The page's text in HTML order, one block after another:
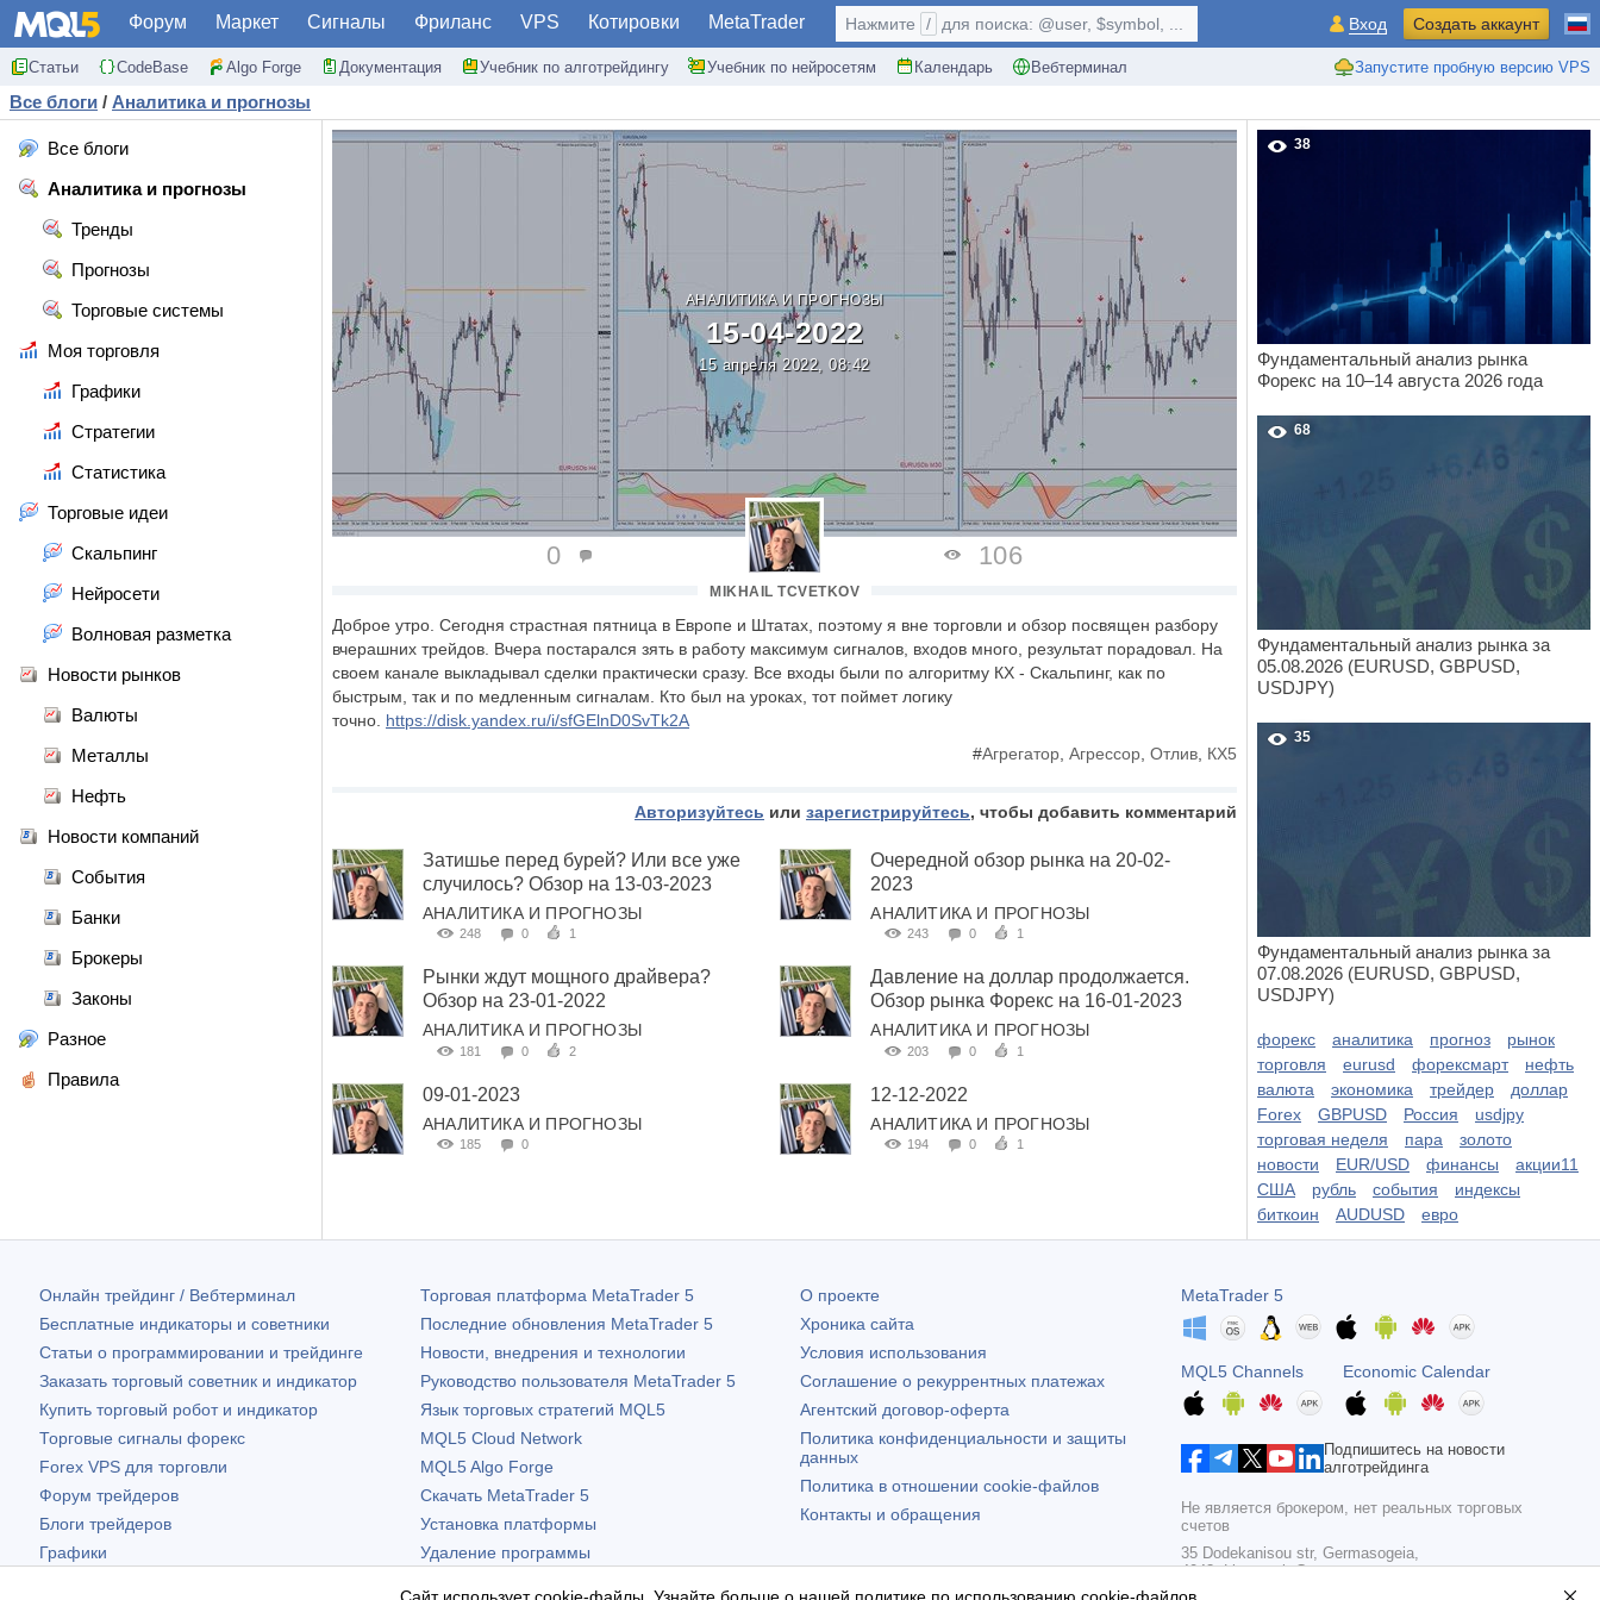
Форум Маркет Сигналы Фриланс VPS Котировки MetaTrader
Статьи CodeBase Algo Forge Документация Учебник по алготрейдингу Учебник по нейросетям Календарь Вебтерминал Запустите пробную версию VPS
Нажмите / для поиска: @user, $symbol, ... Вход Создать аккаунт
Все блоги / Аналитика и прогнозы
Все блоги
Аналитика и прогнозы
Тренды
Прогнозы
Торговые системы
Моя торговля
Графики
Стратегии
Статистика
Торговые идеи
Скальпинг
Нейросети
Волновая разметка
Новости рынков
Валюты
Металлы
Нефть
Новости компаний
События
Банки
Брокеры
Законы
Разное
Правила
АНАЛИТИКА И ПРОГНОЗЫ
15-04-2022
15 апреля 2022, 08:42
MIKHAIL TCVETKOV
0 106
Доброе утро. Сегодня страстная пятница в Европе и Штатах, поэтому я вне торговли и обзор посвящен разбору
вчерашних трейдов. Вчера постарался зять в работу максимум сигналов, входов много, результат порадовал. На
своем канале выкладывал сделки практически сразу. Все входы были по алгоритму КХ - Скальпинг, как по
быстрым, так и по медленным сигналам. Кто был на уроках, тот поймет логику
точно. https://disk.yandex.ru/i/sfGElnD0SvTk2A
#Агрегатор Агрессор Отлив КХ5
Авторизуйтесь или зарегистрируйтесь, чтобы добавить комментарий
Затишье перед бурей? Или все уже
случилось? Обзор на 13-03-2023
АНАЛИТИКА И ПРОГНОЗЫ
248 0 1
Очередной обзор рынка на 20-02-
2023
АНАЛИТИКА И ПРОГНОЗЫ
243 0 1
Рынки ждут мощного драйвера?
Обзор на 23-01-2022
АНАЛИТИКА И ПРОГНОЗЫ
181 0 2
Давление на доллар продолжается.
Обзор рынка Форекс на 16-01-2023
АНАЛИТИКА И ПРОГНОЗЫ
203 0 1
09-01-2023
АНАЛИТИКА И ПРОГНОЗЫ
185 0
12-12-2022
АНАЛИТИКА И ПРОГНОЗЫ
194 0 1
38
Фундаментальный анализ рынка
Форекс на 10–14 августа 2026 года
68
Фундаментальный анализ рынка за
05.08.2026 (EURUSD, GBPUSD,
USDJPY)
35
Фундаментальный анализ рынка за
07.08.2026 (EURUSD, GBPUSD,
USDJPY)
форекс аналитика прогноз
рынок
торговля
eurusd форексмарт
нефть
валюта
экономика трейдер
доллар
Forex
GBPUSD Россия
usdjpy
торговая неделя
пара
золото
новости
EUR/USD финансы
акции11
США
рубль события
индексы
биткоин
AUDUSD евро
Онлайн трейдинг / Вебтерминал
Бесплатные индикаторы и советники
Статьи о программировании и трейдинге
Заказать торговый советник и индикатор
Купить торговый робот и индикатор
Торговые сигналы форекс
Forex VPS для торговли
Форум трейдеров
Блоги трейдеров
Графики
Торговая платформа MetaTrader 5
Последние обновления MetaTrader 5
Новости, внедрения и технологии
Руководство пользователя MetaTrader 5
Язык торговых стратегий MQL5
MQL5 Cloud Network
MQL5 Algo Forge
Скачать MetaTrader 5
Установка платформы
Удаление программы
О проекте
Хроника сайта
Условия использования
Соглашение о рекуррентных платежах
Агентский договор-оферта
Политика конфиденциальности и защиты
данных
Политика в отношении cookie-файлов
Контакты и обращения
MetaTrader 5
MQL5 Channels Economic Calendar
Подпишитесь на новости
алготрейдинга
Не является брокером, нет реальных торговых
счетов
35 Dodekanisou str, Germasogeia,
4043, Limassol, Cyprus